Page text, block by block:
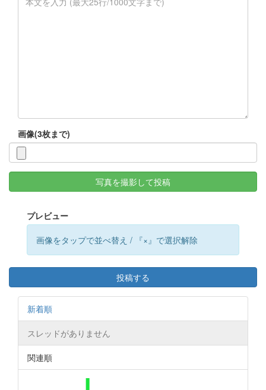
画像(3枚まで)
写真を撮影して投稿
プレビュー
画像をタップで並べ替え / 『×』で選択解除
投稿する
新着順
スレッドがありません
関連順